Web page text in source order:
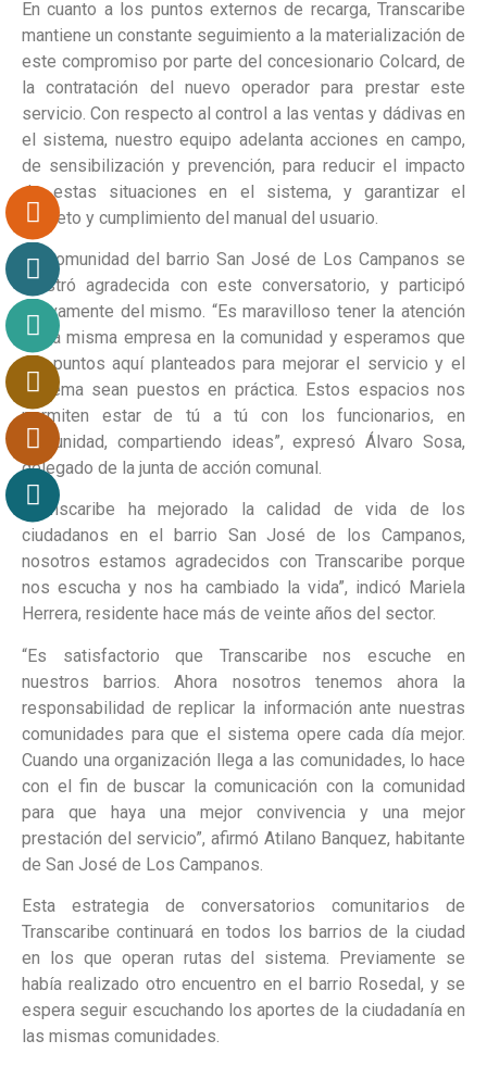
En cuanto a los puntos externos de recarga, Transcaribe
mantiene un constante seguimiento a la materialización de
este compromiso por parte del concesionario Colcard, de
la contratación del nuevo operador para prestar este
servicio. Con respecto al control a las ventas y dádivas en
el sistema, nuestro equipo adelanta acciones en campo,
de sensibilización y prevención, para reducir el impacto
de estas situaciones en el sistema, y garantizar el
respeto y cumplimiento del manual del usuario.
La comunidad del barrio San José de Los Campanos se
mostró agradecida con este conversatorio, y participó
activamente del mismo. “Es maravilloso tener la atención
de la misma empresa en la comunidad y esperamos que
los puntos aquí planteados para mejorar el servicio y el
sistema sean puestos en práctica. Estos espacios nos
permiten estar de tú a tú con los funcionarios, en
comunidad, compartiendo ideas”, expresó Álvaro Sosa,
delegado de la junta de acción comunal.
“Transcaribe ha mejorado la calidad de vida de los
ciudadanos en el barrio San José de los Campanos,
nosotros estamos agradecidos con Transcaribe porque
nos escucha y nos ha cambiado la vida”, indicó Mariela
Herrera, residente hace más de veinte años del sector.
“Es satisfactorio que Transcaribe nos escuche en
nuestros barrios. Ahora nosotros tenemos ahora la
responsabilidad de replicar la información ante nuestras
comunidades para que el sistema opere cada día mejor.
Cuando una organización llega a las comunidades, lo hace
con el fin de buscar la comunicación con la comunidad
para que haya una mejor convivencia y una mejor
prestación del servicio”, afirmó Atilano Banquez, habitante
de San José de Los Campanos.
Esta estrategia de conversatorios comunitarios de
Transcaribe continuará en todos los barrios de la ciudad
en los que operan rutas del sistema. Previamente se
había realizado otro encuentro en el barrio Rosedal, y se
espera seguir escuchando los aportes de la ciudadanía en
las mismas comunidades.